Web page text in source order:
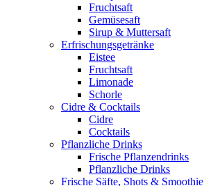
Fruchtsaft
Gemüsesaft
Sirup & Muttersaft
Erfrischungsgetränke
Eistee
Fruchtsaft
Limonade
Schorle
Cidre & Cocktails
Cidre
Cocktails
Pflanzliche Drinks
Frische Pflanzendrinks
Pflanzliche Drinks
Frische Säfte, Shots & Smoothie